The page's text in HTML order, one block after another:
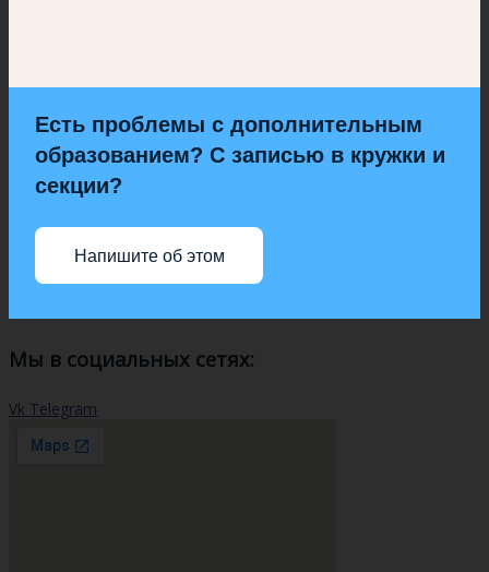
Есть проблемы с дополнительным
образованием? С записью в кружки и
секции?
Напишите об этом
Мы в социальных сетях:
Vk Telegram